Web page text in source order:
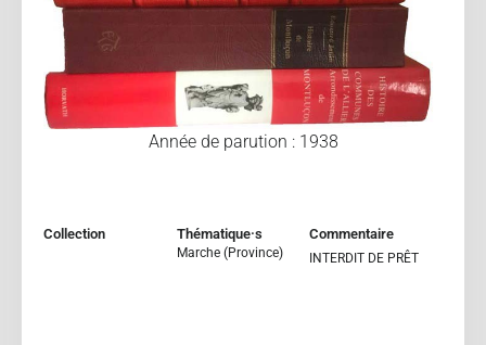
Année de parution : 1938
Collection Thématique·s
Marche (Province)
Commentaire
INTERDIT DE PRÊT